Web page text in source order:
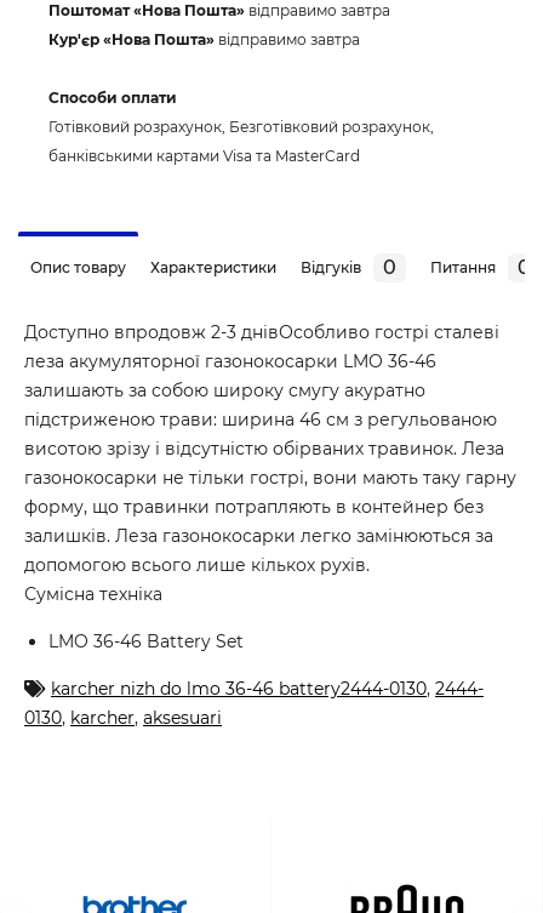
Поштомат «Нова Пошта» відправимо завтра
Кур'єр «Нова Пошта» відправимо завтра
Способи оплати
Готівковий розрахунок, Безготівковий розрахунок,
банківськими картами Visa та MasterCard
Опис товару Характеристики Відгуків 0 Питання 0
Доступно впродовж 2-3 днівОсобливо гострі сталеві
леза акумуляторної газонокосарки LMO 36-46
залишають за собою широку смугу акуратно
підстриженою трави: ширина 46 см з регульованою
висотою зрізу і відсутністю обірваних травинок. Леза
газонокосарки не тільки гострі, вони мають таку гарну
форму, що травинки потрапляють в контейнер без
залишків. Леза газонокосарки легко замінюються за
допомогою всього лише кількох рухів.
Сумісна техніка
LMO 36-46 Battery Set
karcher nizh do lmo 36-46 battery2444-0130, 2444-
0130, karcher, aksesuari